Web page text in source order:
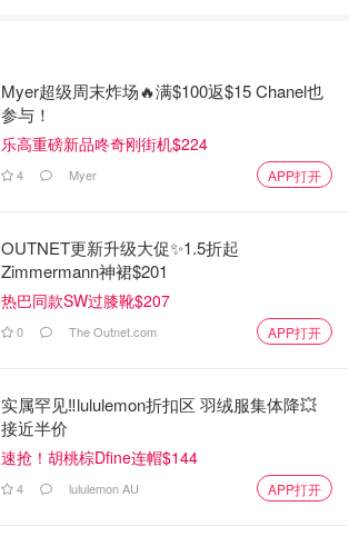
Myer超级周末炸场🔥满$100返$15 Chanel也
参与！
乐高重磅新品咚奇刚街机$224
4 Myer APP打开
OUTNET更新升级大促✨1.5折起
Zimmermann神裙$201
热巴同款SW过膝靴$207
0 The Outnet.com APP打开
实属罕见‼️lululemon折扣区 羽绒服集体降💥
接近半价
速抢！胡桃棕Dfine连帽$144
4 lululemon AU APP打开